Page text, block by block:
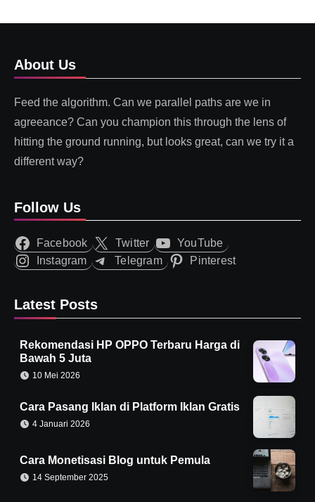
About Us
Feed the algorithm. Can we parallel paths are we in
agreeance? Can you champion this through the lens of
hitting the ground running, but looks great, can we try it a
different way?
Follow Us
Facebook Twitter
YouTube
Instagram
Telegram Pinterest
Latest Posts
Rekomendasi HP OPPO Terbaru Harga di
Bawah 5 Juta
10 Mei 2026
Cara Pasang Iklan di Platform Iklan Gratis
4 Januari 2026
Cara Monetisasi Blog untuk Pemula
14 September 2025